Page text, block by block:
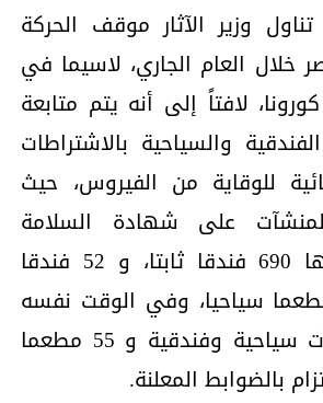
وزير الآثار موقف الحركة
خلال العام الجاري، لاسيما في
لافتاً إلى أنه يتم متابعة
والسياحية بالاشتراطات
للوقاية من الفيروس، حيث
على شهادة السلامة
الصحية، من بينها 690 فندقا ثابتا، و 52 فندقا
و 1035 مطعما سياحيا، وفي الوقت نفسه
تم غلق 4 منشآت سياحية وفندقية و 55 مطعما
بالضوابط المعلنة.